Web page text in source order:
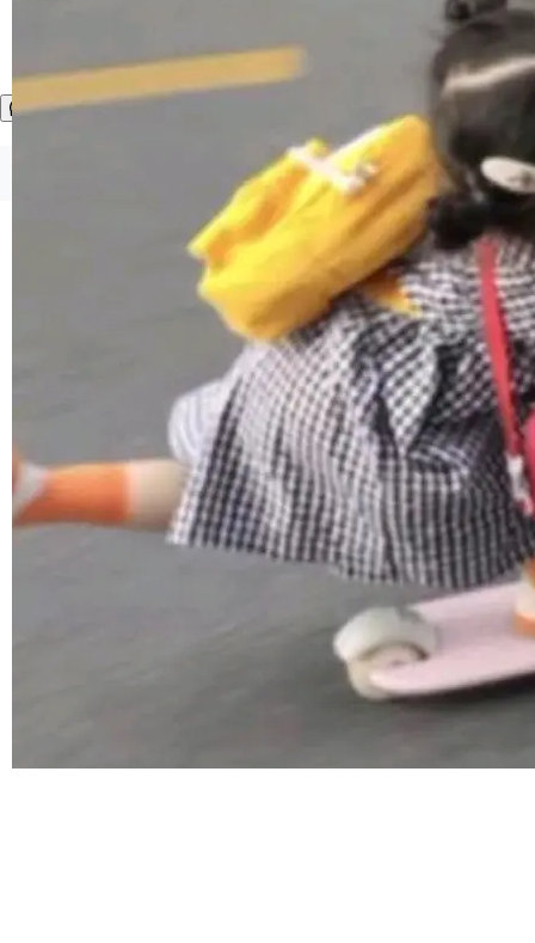
质的最低采样率）的音频格式将被拒绝 修复了 C
SS 圆角虚线样式中可能存在的问题 如果表单中
的图像元素不在同一个子树中，则它们将不再关
最强的若干项。对于尚未正式发版的 PG 19，则
通过拉取过去一年内（从 PG 18 Beta1 时间点
至今）的所有 commit，同样交由 AI 分析提炼。
经过人工复核，准确度令人满意。这一方法也为
社区爱好者提供了高效跟踪新版本的思路。
©OSCHINA(OSChina.NET) 京ICP备2025119063号